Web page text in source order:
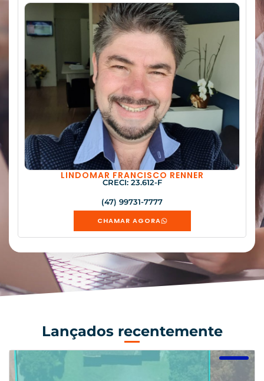
LINDOMAR FRANCISCO RENNER
CRECI: 23.612-F
(47) 99731-7777
CHAMAR AGORA
Lançados recentemente